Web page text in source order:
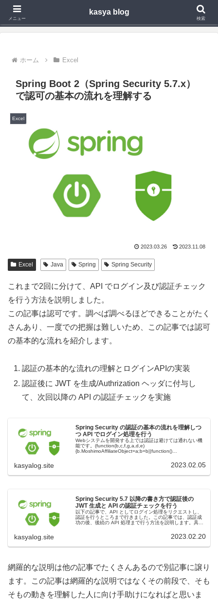
Webアプリ,モバイルアプリの開発や技術検証で得た知見を発信
ホーム Excel
Spring Boot 2（Spring Security 5.7.x）
で認可の基本の流れを理解する
Excel
2023.03.26 2023.11.08
Excel Java Spring Spring Security
これまで2回に分けて、API でログイン及び認証チェック
を行う方法を説明しました。
この記事は認可です。調べば調べるほどできることがたく
さんあり、一度での把握は難しいため、この記事では認可
の基本的な流れを紹介します。
認証の基本的な流れの理解とログインAPIの実装
認証後に JWT を生成/Authrization ヘッダに付与し
て、次回以降の API の認証チェックを実施
Spring Security の認証の基本の流れを理解しつ
つ API でログイン処理を行う
Webシステムを開発する上では認証は避けては通れない機
能です。(function(b,c,f,g,a,d,e)
{b.MoshimoAffiliateObject=a;b=b||function()
kasyalog.site 2023.02.05
Spring Security 5.7 以降の書き方で認証後の
JWT 生成と API の認証チェックを行う
以下の記事で、API としてログイン処理をリクエストし、
認証を行うところまで行きました。この記事では、認証成
功の後、後続の API 処理まで行う方法を説明します。具体
kasyalog.site 2023.02.20
網羅的な説明は他の記事でたくさんあるので別記事に譲り
ます。この記事は網羅的な説明ではなくその前段で、そも
そもの動きを理解した人に向け手助けになればと思いま
メニュー
kasya blog
検索